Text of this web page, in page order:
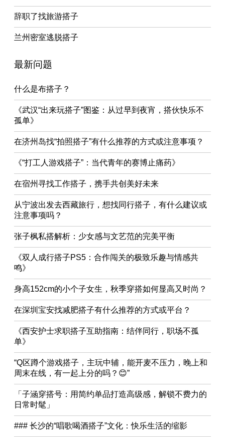
辞职了找旅游搭子
兰州密室逃脱搭子
最新问题
什么是布搭子？
《武汉“出来玩搭子”图鉴：从过早到夜宵，搭伙快乐不
孤单》
在济州岛找“拍照搭子”有什么推荐的方式或注意事项？
《“打工人游戏搭子”：当代青年的赛博止痛药》
在宿州寻找工作搭子，携手共创美好未来
从宁波出发去西藏旅行，想找同行搭子，有什么建议或
注意事项吗？
张子枫私搭解析：少女感与文艺范的完美平衡
《双人成行搭子PS5：合作闯关的极致乐趣与情感共
鸣》
身高152cm的小个子女生，秋季穿搭如何显高又时尚？
在深圳宝安找减肥搭子有什么推荐的方式或平台？
《西安护士求职搭子互助指南：结伴同行，职场不孤
单》
“Q区蹲个游戏搭子，主玩中辅，能开麦不压力，晚上和
周末在线，有一起上分的吗？😊”
「子涵穿搭号：用简约单品打造高级感，解锁不费力的
日常时髦」
### 长沙的“唱歌喝酒搭子”文化：快乐生活的缩影